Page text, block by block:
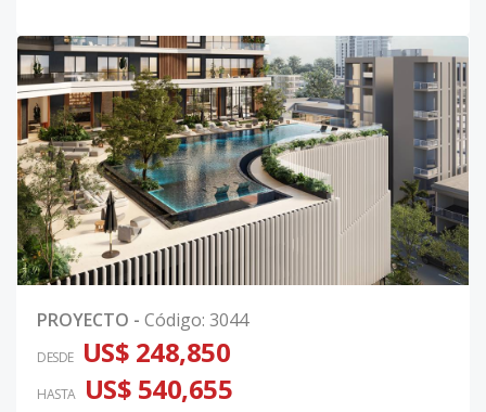
PROYECTO - Código: 3044
DESDE US$ 248,850
HASTA US$ 540,655